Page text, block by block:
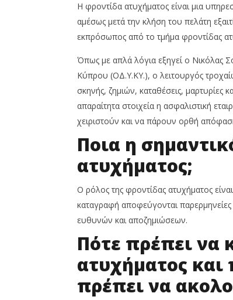
Η φροντίδα ατυχήματος είναι μια
αμέσως μετά την κλήση του πελάτη
εκπρόσωπος από το τμήμα φροντίδας
Όπως με απλά λόγια εξηγεί ο Νικόλας
Κύπρου (ΟΔ.Υ.ΚΥ.), ο λειτουργός
σκηνής, ζημιών, καταθέσεις, μαρτυρίες
απαραίτητα στοιχεία η ασφαλιστική
χειριστούν και να πάρουν ορθή
Ποια η
ατυχήματος;
Ο ρόλος της φροντίδας ατυχήματος
καταγραφή αποφεύγονται
ευθυνών και αποζημιώσεων.
Πότε πρέπει να
ατυχήματος και
πρέπει να